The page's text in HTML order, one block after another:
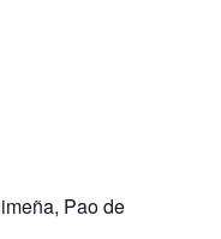
Pao de